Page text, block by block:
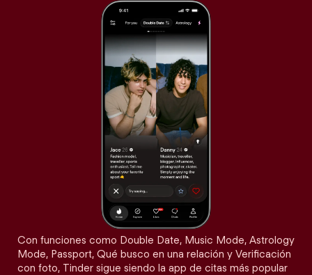
Con funciones como Double Date, Music Mode, Astrology
Mode, Passport, Qué busco en una relación y Verificación
con foto, Tinder sigue siendo la app de citas más popular